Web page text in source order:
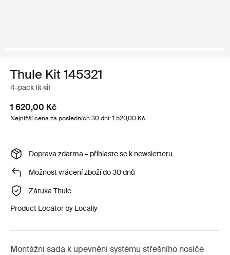
Thule Kit 145321
4-pack fit kit
1 620,00 Kč
Nejnižší cena za posledních 30 dní: 1 520,00 Kč
Doprava zdarma – přihlaste se k newsletteru
Možnost vrácení zboží do 30 dnů
Záruka Thule
Product Locator by Locally
Montážní sada k upevnění systému střešního nosiče